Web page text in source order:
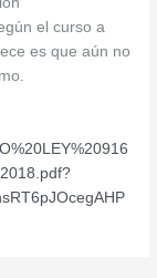
el curso a
es que aún no